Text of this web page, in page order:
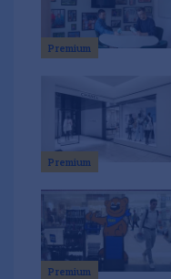
Premium
Premium
Premium